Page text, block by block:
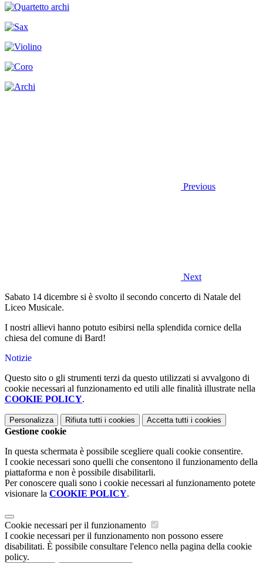
Previous
Next
Sabato 14 dicembre si è svolto il secondo concerto di Natale del
Liceo Musicale.
I nostri allievi hanno potuto esibirsi nella splendida cornice della
chiesa del comune di Bard!
Notizie
Questo sito o gli strumenti terzi da questo utilizzati si avvalgono di
cookie necessari al funzionamento ed utili alle finalità illustrate nella
COOKIE POLICY.
Personalizza Rifiuta tutti i cookies Accetta tutti i cookies
Gestione cookie
In questa schermata è possibile scegliere quali cookie consentire.
I cookie necessari sono quelli che consentono il funzionamento della
piattaforma e non è possibile disabilitarli.
Per conoscere quali sono i cookie necessari al funzionamento potete
visionare la COOKIE POLICY.
Cookie necessari per il funzionamento
I cookie necessari per il funzionamento non possono essere
disabilitati. È possibile consultare l'elenco nella pagina della cookie
policy.